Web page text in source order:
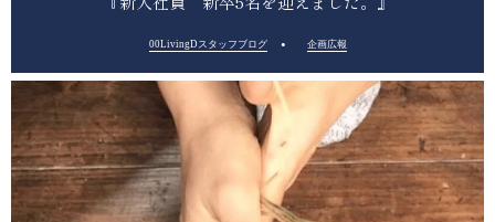
00LivingDスタッフブログ 企画広報